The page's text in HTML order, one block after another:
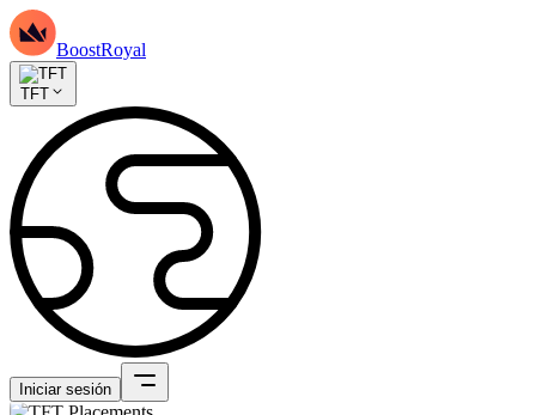
BoostRoyal
TFT
Iniciar sesión